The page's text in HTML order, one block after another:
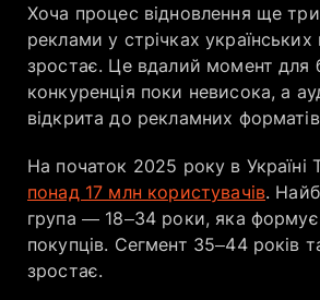
Хоча процес відновлення ще
реклами у стрічках українських
зростає. ​Це вдалий момент для
конкуренція поки невисока, а
відкрита до рекламних
На початок 2025 року в Україні
понад 17 млн користувачів.
група — 18–34 роки, яка
покупців. Сегмент 35–44 років
зростає.